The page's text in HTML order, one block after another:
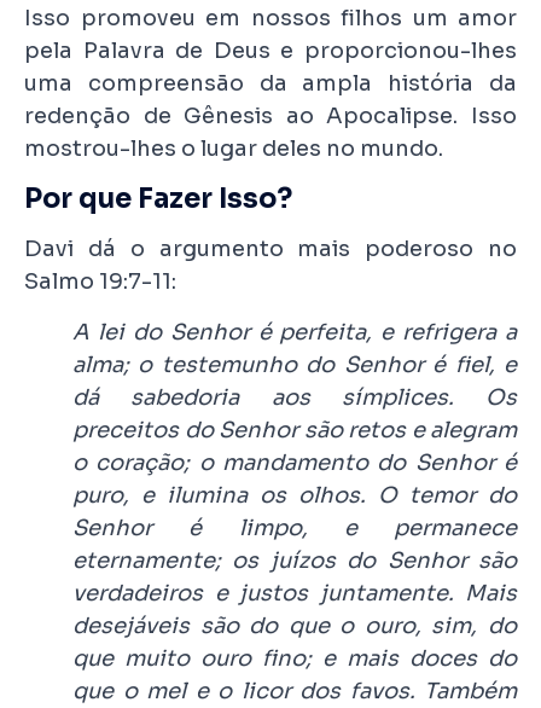
Isso promoveu em nossos filhos um amor
pela Palavra de Deus e proporcionou-lhes
uma compreensão da ampla história da
redenção de Gênesis ao Apocalipse. Isso
mostrou-lhes o lugar deles no mundo.
Por que Fazer Isso?
Davi dá o argumento mais poderoso no
Salmo 19:7-11:
A lei do Senhor é perfeita, e refrigera a
alma; o testemunho do Senhor é fiel, e
dá sabedoria aos símplices. Os
preceitos do Senhor são retos e alegram
o coração; o mandamento do Senhor é
puro, e ilumina os olhos. O temor do
Senhor é limpo, e permanece
eternamente; os juízos do Senhor são
verdadeiros e justos juntamente. Mais
desejáveis são do que o ouro, sim, do
que muito ouro fino; e mais doces do
que o mel e o licor dos favos. Também